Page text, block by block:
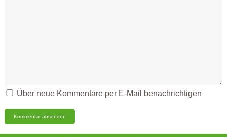
Über neue Kommentare per E-Mail benachrichtigen